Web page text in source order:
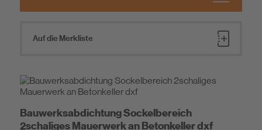
Auf die Merkliste
Bauwerksabdichtung Sockelbereich
2schaliges Mauerwerk an Betonkeller dxf